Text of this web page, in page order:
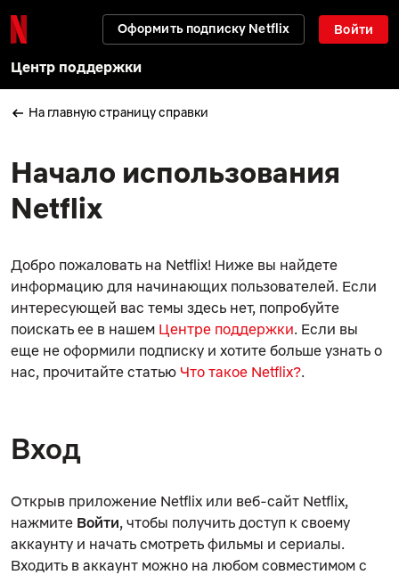
Оформить подписку Netflix Войти
Центр поддержки
На главную страницу справки
Начало использования
Netflix
Добро пожаловать на Netflix! Ниже вы найдете
информацию для начинающих пользователей. Если
интересующей вас темы здесь нет, попробуйте
поискать ее в нашем Центре поддержки. Если вы
еще не оформили подписку и хотите больше узнать о
нас, прочитайте статью Что такое Netflix?.
Вход
Открыв приложение Netflix или веб-сайт Netflix,
нажмите Войти, чтобы получить доступ к своему
аккаунту и начать смотреть фильмы и сериалы.
Входить в аккаунт можно на любом совместимом с